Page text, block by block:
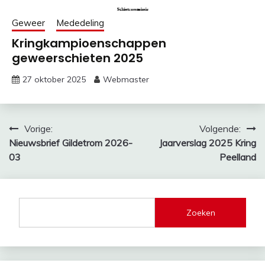
Geweer Mededeling
Kringkampioenschappen
geweerschieten 2025
27 oktober 2025 Webmaster
Bericht
navigatie
Vorige:
Nieuwsbrief Gildetrom 2026-
03
Volgende:
Jaarverslag 2025 Kring
Peelland
Zoeken